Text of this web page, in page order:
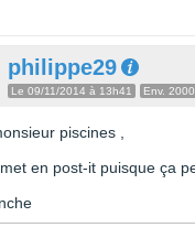
philippe29
Le 09/11/2014 à 13h41 Env.
piscines ,
en post-it puisque ça